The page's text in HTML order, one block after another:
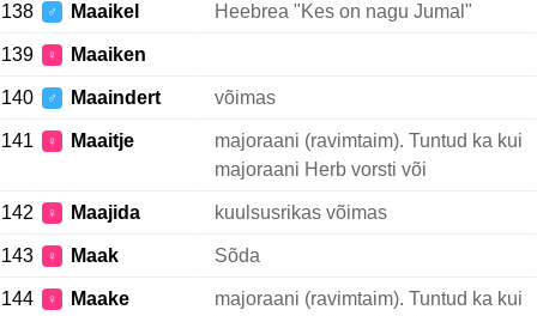
138 ♂ Maaikel Heebrea "Kes on nagu Jumal"
139 ♀ Maaiken
140 ♂ Maaindert võimas
141 ♀ Maaitje
majoraani (ravimtaim). Tuntud ka kui
majoraani Herb vorsti või
142 ♀ Maajida kuulsusrikas võimas
143 ♀ Maak Sõda
144 ♀ Maake
majoraani (ravimtaim). Tuntud ka kui